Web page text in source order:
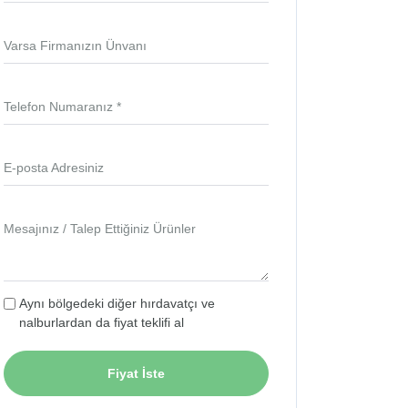
Varsa Firmanızın Ünvanı
Telefon Numaranız *
E-posta Adresiniz
Mesajınız / Talep Ettiğiniz Ürünler
Aynı bölgedeki diğer hırdavatçı ve
nalburlardan da fiyat teklifi al
Fiyat İste